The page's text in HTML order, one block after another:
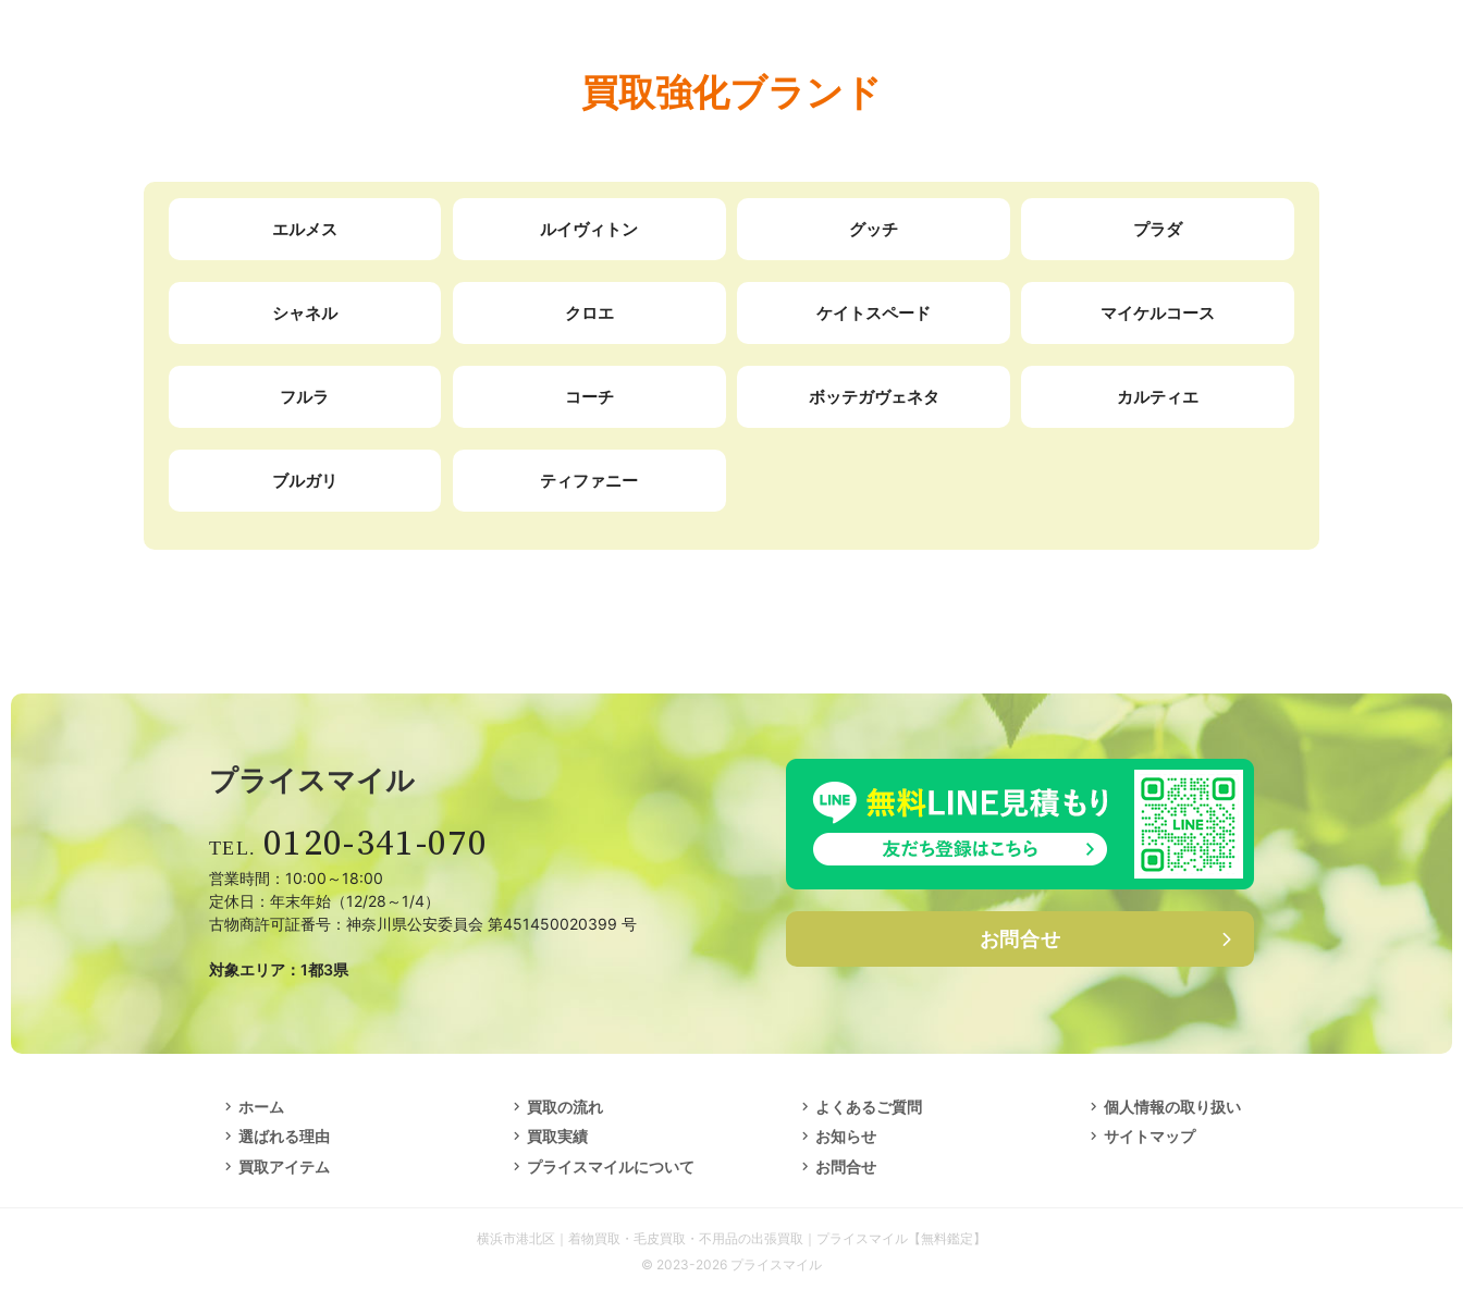
買取強化ブランド
エルメス ルイヴィトン グッチ プラダ
シャネル クロエ ケイトスペード マイケルコース
フルラ コーチ ボッテガヴェネタ カルティエ
ブルガリ ティファニー
プライスマイル
0120-341-070
営業時間：10:00～18:00
定休日：年末年始（12/28～1/4）
古物商許可証番号：神奈川県公安委員会第451450020399 号
対象エリア：1都3県
お問合せ
ホーム
選ばれる理由
買取アイテム
買取の流れ
買取実績
プライスマイルについて
よくあるご質問
お知らせ
お問合せ
個人情報の取り扱い
サイトマップ
© 2023-2026 プライスマイル
横浜市港北区｜着物買取・毛皮買取・不用品の出張買取｜プライスマイル【無料鑑定】